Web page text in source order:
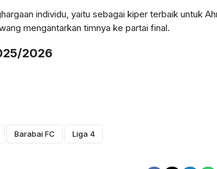
individu, yaitu sebagai kiper terbaik untuk
mengantarkan timnya ke partai final.
2026
Barabai FC Liga 4